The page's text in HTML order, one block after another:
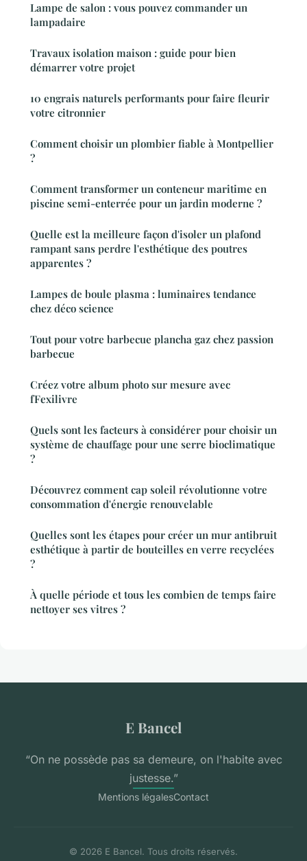
Lampe de salon : vous pouvez commander un
lampadaire
Travaux isolation maison : guide pour bien
démarrer votre projet
10 engrais naturels performants pour faire fleurir
votre citronnier
Comment choisir un plombier fiable à Montpellier
?
Comment transformer un conteneur maritime en
piscine semi-enterrée pour un jardin moderne ?
Quelle est la meilleure façon d'isoler un plafond
rampant sans perdre l'esthétique des poutres
apparentes ?
Lampes de boule plasma : luminaires tendance
chez déco science
Tout pour votre barbecue plancha gaz chez passion
barbecue
Créez votre album photo sur mesure avec
fFexilivre
Quels sont les facteurs à considérer pour choisir un
système de chauffage pour une serre bioclimatique
?
Découvrez comment cap soleil révolutionne votre
consommation d'énergie renouvelable
Quelles sont les étapes pour créer un mur antibruit
esthétique à partir de bouteilles en verre recyclées
?
À quelle période et tous les combien de temps faire
nettoyer ses vitres ?
E Bancel
“On ne possède pas sa demeure, on l'habite avec
justesse.”
Mentions légalesContact
© 2026 E Bancel. Tous droits réservés.